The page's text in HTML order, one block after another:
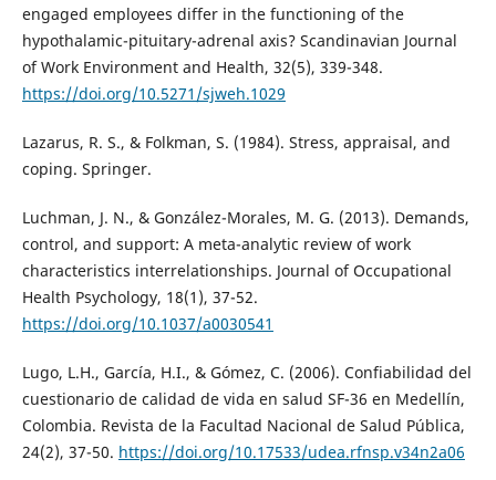
engaged employees differ in the functioning of the
hypothalamic-pituitary-adrenal axis? Scandinavian Journal
of Work Environment and Health, 32(5), 339-348.
https://doi.org/10.5271/sjweh.1029
Lazarus, R. S., & Folkman, S. (1984). Stress, appraisal, and
coping. Springer.
Luchman, J. N., & González-Morales, M. G. (2013). Demands,
control, and support: A meta-analytic review of work
characteristics interrelationships. Journal of Occupational
Health Psychology, 18(1), 37-52.
https://doi.org/10.1037/a0030541
Lugo, L.H., García, H.I., & Gómez, C. (2006). Confiabilidad del
cuestionario de calidad de vida en salud SF-36 en Medellín,
Colombia. Revista de la Facultad Nacional de Salud Pública,
24(2), 37-50. https://doi.org/10.17533/udea.rfnsp.v34n2a06